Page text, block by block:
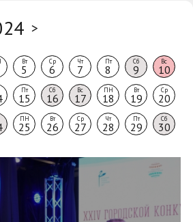
>
Вт
5
Ср
6
Чт
7
Пт
8
Сб
9
Вс
10
Пт
15
Сб
16
Вс
17
ПН
18
Вт
19
Ср
20
ПН
25
Вт
26
Ср
27
Чт
28
Пт
29
Сб
30